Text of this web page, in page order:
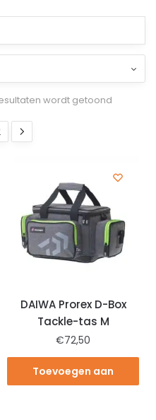
wordt getoond
DAIWA Prorex D-Box
Tackle-tas M
€72,50
Toevoegen aan